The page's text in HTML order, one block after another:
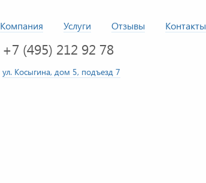
Компания Услуги Отзывы Контакты
+7 (495) 212 92 78
ул. Косыгина, дом 5, подъезд 7